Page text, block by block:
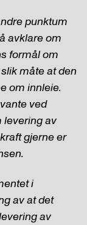
punktum
avklare om
formål om
måte at den
om innleie.
ved
levering av
gjerne er
i
av at det
av